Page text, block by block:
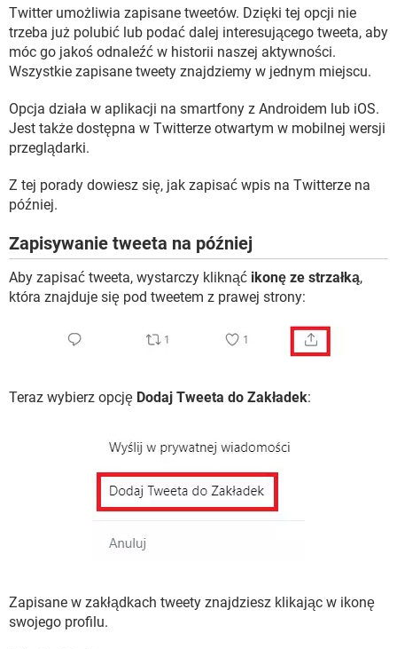
WINDOWS 10
Twitter umożliwia zapisane tweetów. Dzięki tej opcji nie
trzeba już polubić lub podać dalej interesującego tweeta, aby
móc go jakoś odnaleźć w historii naszej aktywności.
Wszystkie zapisane tweety znajdziemy w jednym miejscu.
Opcja działa w aplikacji na smartfony z Androidem lub iOS.
Jest także dostępna w Twitterze otwartym w mobilnej wersji
przeglądarki.
Z tej porady dowiesz się, jak zapisać wpis na Twitterze na
później.
Zapisywanie tweeta na później
Aby zapisać tweeta, wystarczy kliknąć ikonę ze strzałką,
która znajduje się pod tweetem z prawej strony:
Teraz wybierz opcję Dodaj Tweeta do Zakładek:
Zapisane w zakłądkach tweety znajdziesz klikając w ikonę
swojego profilu.